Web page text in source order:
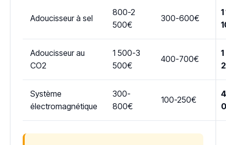
Adoucisseur à sel
800-2
500€
300-600€
Adoucisseur au
CO2
1 500-3
500€
400-700€
Système
électromagnétique
300-
800€
100-250€